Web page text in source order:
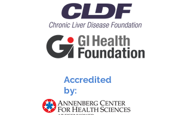
Accredited
by: